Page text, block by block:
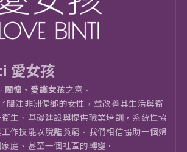
愛女孩
關懷、愛護女孩之意。
關注非洲偏鄉的女性，並改善其生活與衛
生、基礎建設與提供職業培訓，系統性協
作技能以脫離貧窮。我們相信協助一個婦
庭、甚至一個社區的轉變。